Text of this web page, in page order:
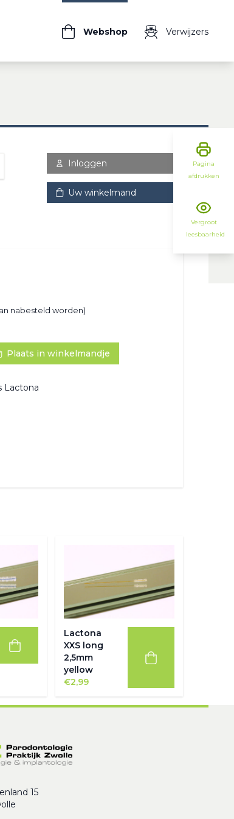
Webshop Verwijzers
Inloggen
Uw winkelmand
nabesteld worden)
Plaats in winkelmandje
Lactona
Lactona
XXS long
2,5mm
yellow
€2,99
15
Pagina
afdrukken
Vergroot
leesbaarheid